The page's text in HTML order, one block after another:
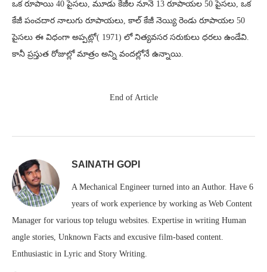
ఒక రూపాయి 40 పైసలు, మూడు కేజీల నూనె 13 రూపాయల 50 పైసలు, ఒక
కేజీ పంచదార నాలుగు రూపాయలు, కాల్ కేజీ నెయ్యి రెండు రూపాయల 50
పైసలు ఈ విధంగా అప్పట్లో( 1971) లో నిత్యవసర సరుకులు ధరలు ఉండేవి.
కానీ ప్రస్తుత రోజుల్లో మాత్రం అన్ని వందల్లోనే ఉన్నాయి.
End of Article
SAINATH GOPI
A Mechanical Engineer turned into an Author. Have 6
years of work experience by working as Web Content
Manager for various top telugu websites. Expertise in writing Human
angle stories, Unknown Facts and excusive film-based content.
Enthusiastic in Lyric and Story Writing.